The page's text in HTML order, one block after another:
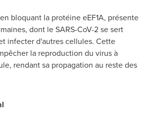
bloquant la protéine eEF1A, présente
dont le SARS-CoV-2 se sert
infecter d'autres cellules. Cette
la reproduction du virus à
rendant sa propagation au reste des